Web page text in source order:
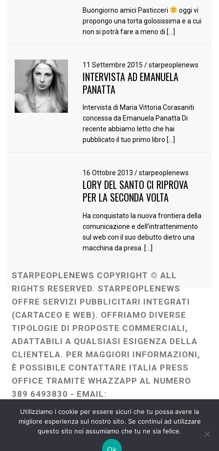
Buongiorno amici Pasticceri
oggi vi
propongo una torta golosissima e a cui
non si potrà fare a meno di […]
11 Settembre 2015/ starpeoplenews
INTERVISTA AD EMANUELA
PANATTA
Intervista di Maria Vittoria Corasaniti
concessa da Emanuela Panatta Di
recente abbiamo letto che hai
pubblicato il tuo primo libro […]
16 Ottobre 2013/ starpeoplenews
LORY DEL SANTO CI RIPROVA
PER LA SECONDA VOLTA
Ha conquistato la nuova frontiera della
comunicazione e dell’intrattenimento
sul web con il suo debutto dietro una
macchina da presa. […]
STARPEOPLENEWS COPYRIGHT © ALL
RIGHTS RESERVED. STARPEOPLENEWS
OFFRE SERVIZI PUBBLICITARI INTEGRATI
(CARTACEO E WEB). OFFRIAMO DIVERSE
TIPOLOGIE DI PROPOSTE COMMERCIALI,
ADATTABILI A QUALSIASI ESIGENZA DELLA
CLIENTELA. PER MAGGIORI INFORMAZIONI,
È POSSIBILE CONTATTARE ITALIA PRESS
OFFICE TRAMITE WHAZZAPP AL NUMERO
389 6493830 - EMAIL:
ITALIAPRESSOFFICE@GMAIL.COM
WEBMASTER :FRANCESCO GENTILE
FREELANCE
Utilizziamo i cookie per essere sicuri che tu possa avere la
migliore esperienza sul nostro sito. Se continui ad utilizzare
questo sito noi assumiamo che tu ne sia felice.